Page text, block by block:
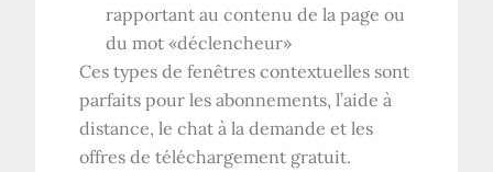
rapportant au contenu de la page ou
du mot «déclencheur»
Ces types de fenêtres contextuelles sont
parfaits pour les abonnements, l’aide à
distance, le chat à la demande et les
offres de téléchargement gratuit.